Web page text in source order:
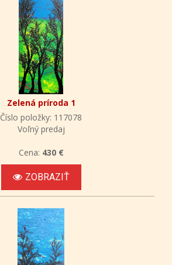
Zelená príroda 1
Číslo položky: 117078
Voľný predaj
Cena: 430 €
ZOBRAZIŤ